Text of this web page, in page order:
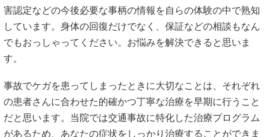
害認定などの今後必要な事柄の情報を自らの体験の中で熟知
しています。身体の回復だけでなく、保証などの相談もなん
でもおっしゃってください。お悩みを解決できると思いま
す。
事故でケガを患ってしまったときに大切なことは、それぞれ
の患者さんに合わせた的確かつ丁寧な治療を早期に行うこと
だと思います。当院では交通事故に特化した治療プログラム
があるため、あなたの症状をしっかり治療することができま